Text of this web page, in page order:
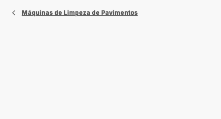
Máquinas de Limpeza de Pavimentos